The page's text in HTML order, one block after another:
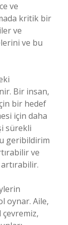
ve
kritik bir
ve
ve bu
Bir insan,
bir hedef
için daha
sürekli
geribildirim
ve
oynar. Aile,